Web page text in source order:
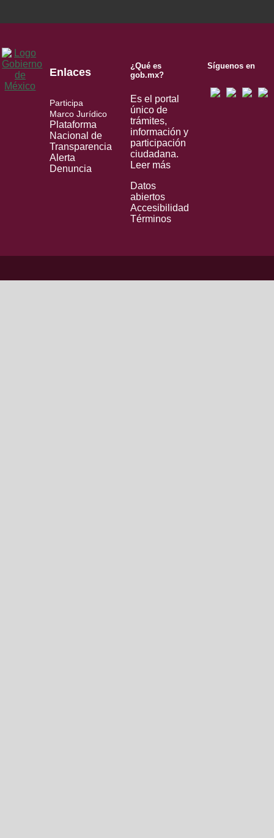
Enlaces
Participa
Marco Jurídico
Plataforma
Nacional de
Transparencia
Alerta
Denuncia
¿Qué es
gob.mx?
Es el portal
único de
trámites,
información y
participación
ciudadana.
Leer más
Datos
abiertos
Accesibilidad
Términos
Síguenos en